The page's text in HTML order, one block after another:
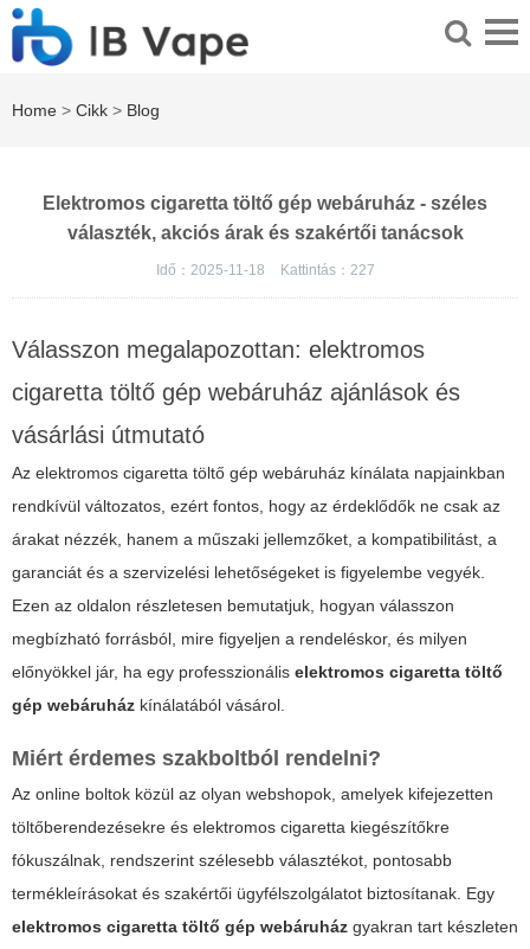
Home > Cikk > Blog
Elektromos cigaretta töltő gép webáruház - széles
választék, akciós árak és szakértői tanácsok
Idő：2025-11-18 Kattintás： 227
Válasszon megalapozottan: elektromos
cigaretta töltő gép webáruház ajánlások és
vásárlási útmutató
Az elektromos cigaretta töltő gép webáruház kínálata napjainkban
rendkívül változatos, ezért fontos, hogy az érdeklődők ne csak az
árakat nézzék, hanem a műszaki jellemzőket, a kompatibilitást, a
garanciát és a szervizelési lehetőségeket is figyelembe vegyék.
Ezen az oldalon részletesen bemutatjuk, hogyan válasszon
megbízható forrásból, mire figyeljen a rendeléskor, és milyen
előnyökkel jár, ha egy professzionális elektromos cigaretta töltő
gép webáruház kínálatából vásárol.
Miért érdemes szakboltból rendelni?
Az online boltok közül az olyan webshopok, amelyek kifejezetten
töltőberendezésekre és elektromos cigaretta kiegészítőkre
fókuszálnak, rendszerint szélesebb választékot, pontosabb
termékleírásokat és szakértői ügyfélszolgálatot biztosítanak. Egy
elektromos cigaretta töltő gép webáruház gyakran tart készleten